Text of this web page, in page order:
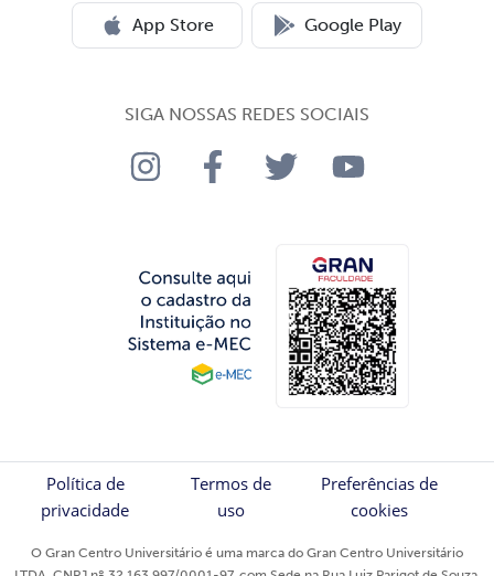
App Store Google Play
SIGA NOSSAS REDES SOCIAIS
Política de
privacidade
Termos de
uso
Preferências de
cookies
O Gran Centro Universitário é uma marca do Gran Centro Universitário